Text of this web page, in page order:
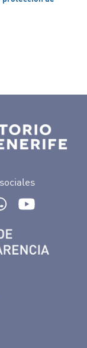
de Tenerife en
Auditorio de Tenerife
de Auditorio de
Ir al Boletín